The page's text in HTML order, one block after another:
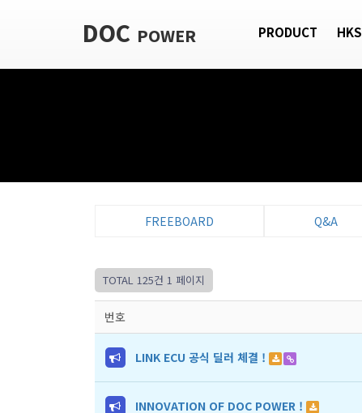
DOC POWER PRODUCT HKS
FREEBOARD Q&A
TOTAL 125건 1 페이지
번호
LINK ECU 공식 딜러 체결 !
INNOVATION OF DOC POWER !